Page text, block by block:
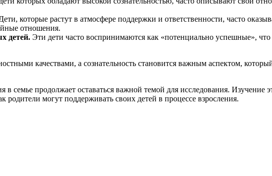
которые растут в атмосфере поддержки и ответственности, часто
отношения.
детей. Эти дети часто воспринимаются как «потенциально успешные», что
качествами, а сознательность становится важным аспектом, который
семье продолжает оставаться важной темой для исследования. Изучение
родители могут поддерживать своих детей в процессе взросления.